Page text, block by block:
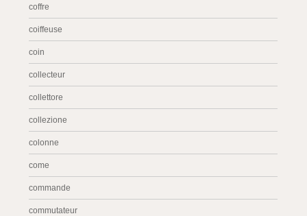
coffre
coiffeuse
coin
collecteur
collettore
collezione
colonne
come
commande
commutateur